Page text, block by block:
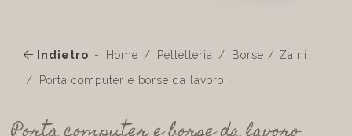
Indietro Home Pelletteria
Borse / Zaini
Porta computer e borse da lavoro